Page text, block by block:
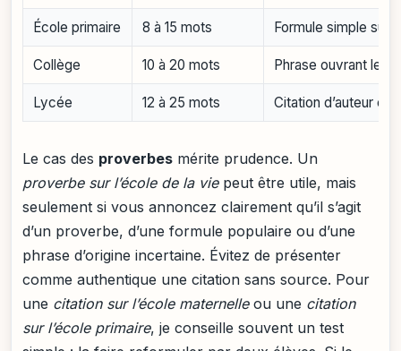
École primaire 8 à 15 mots Formule simple sur
Collège 10 à 20 mots Phrase ouvrant le
Lycée 12 à 25 mots Citation d’auteur
Le cas des proverbes mérite prudence. Un
proverbe sur l’école de la viepeut être utile, mais
seulement si vous annoncez clairement qu’il s’agit
d’un proverbe, d’une formule populaire ou d’une
phrase d’origine incertaine. Évitez de présenter
comme authentique une citation sans source. Pour
une citation sur l’école maternelleou une citation
sur l’école primaire, je conseille souvent un test